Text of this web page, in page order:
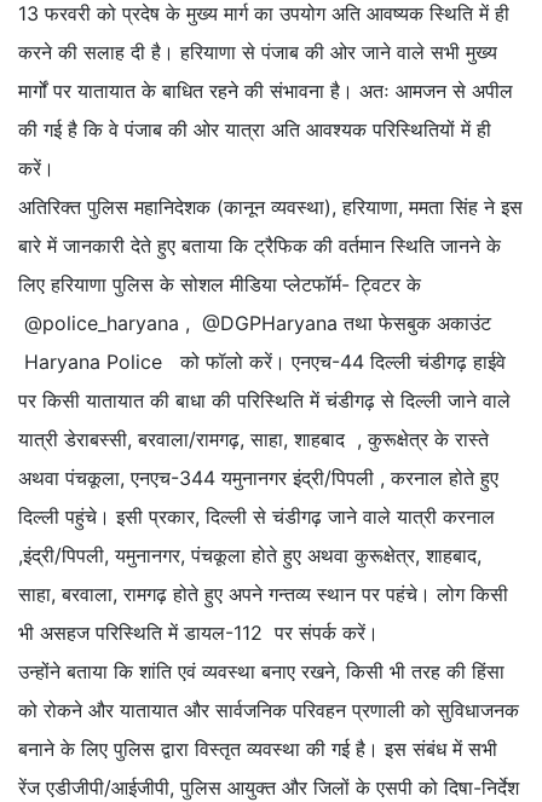
13 फरवरी को प्रदेष के मुख्य मार्ग का उपयोग अति आवष्यक स्थिति में ही
करने की सलाह दी है। हरियाणा से पंजाब की ओर जाने वाले सभी मुख्य
मार्गों पर यातायात के बाधित रहने की संभावना है। अतः आमजन से अपील
की गई है कि वे पंजाब की ओर यात्रा अति आवश्यक परिस्थितियों में ही
करें।
अतिरिक्त पुलिस महानिदेशक (कानून व्यवस्था), हरियाणा, ममता सिंह ने इस
बारे में जानकारी देते हुए बताया कि ट्रैफिक की वर्तमान स्थिति जानने के
लिए हरियाणा पुलिस के सोशल मीडिया प्लेटफॉर्म- ट्विटर के
@police_haryana , @DGPHaryana तथा फेसबुक अकाउंट
Haryana Police को फॉलो करें। एनएच-44 दिल्ली चंडीगढ़ हाईवे
पर किसी यातायात की बाधा की परिस्थिति में चंडीगढ़ से दिल्ली जाने वाले
यात्री डेराबस्सी, बरवाला/रामगढ़, साहा, शाहबाद , कुरूक्षेत्र के रास्ते
अथवा पंचकूला, एनएच-344 यमुनानगर इंद्री/पिपली , करनाल होते हुए
दिल्ली पहुंचे। इसी प्रकार, दिल्ली से चंडीगढ़ जाने वाले यात्री करनाल
,इंद्री/पिपली, यमुनानगर, पंचकूला होते हुए अथवा कुरूक्षेत्र, शाहबाद,
साहा, बरवाला, रामगढ़ होते हुए अपने गन्तव्य स्थान पर पहंचे। लोग किसी
भी असहज परिस्थिति में डायल-112 पर संपर्क करें।
उन्होंने बताया कि शांति एवं व्यवस्था बनाए रखने, किसी भी तरह की हिंसा
को रोकने और यातायात और सार्वजनिक परिवहन प्रणाली को सुविधाजनक
बनाने के लिए पुलिस द्वारा विस्तृत व्यवस्था की गई है। इस संबंध में सभी
रेंज एडीजीपी/आईजीपी, पुलिस आयुक्त और जिलों के एसपी को दिषा-निर्देश